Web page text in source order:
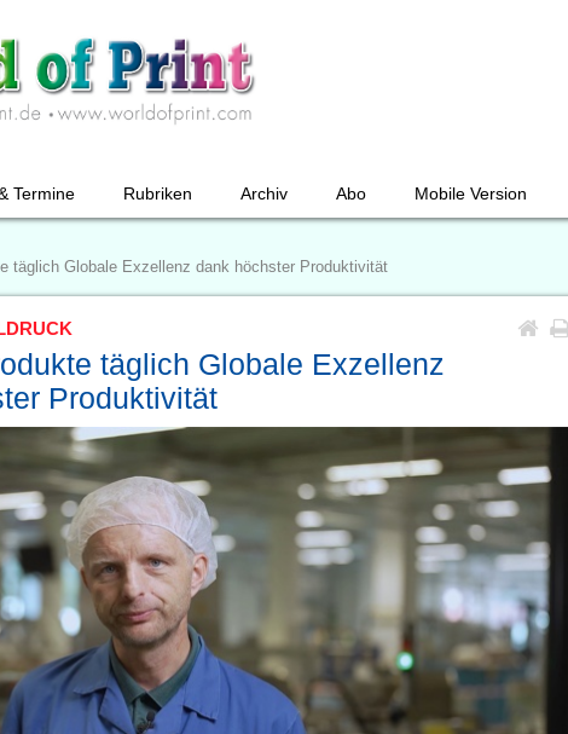
Termine Rubriken Archiv Abo Mobile Version
täglich Globale Exzellenz dank höchster Produktivität
täglich Globale Exzellenz
Produktivität